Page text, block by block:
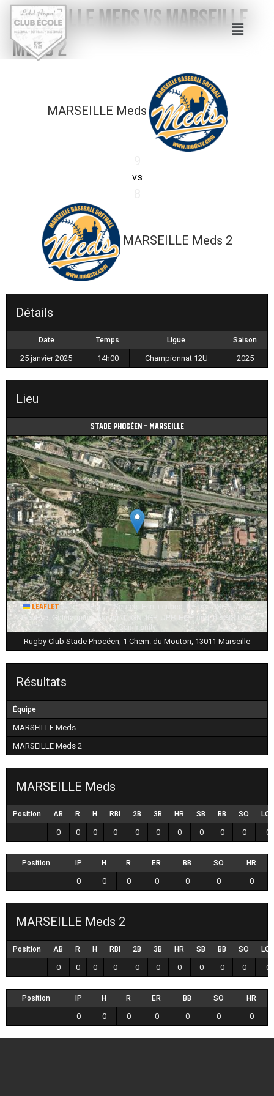
MARSEILLE Meds vs MARSEILLE
Meds 2
MARSEILLE Meds
vs
MARSEILLE Meds 2
Détails
Date Temps Ligue Saison
25 janvier 2025 14h00 Championnat 12U 2025
Lieu
Stade Phocéen - Marseille
Leaflet |Tiles © Esri — Source: Esri, i-cubed, USDA, USGS, AEX,
GeoEye, Getmapping, Aerogrid, IGN, IGP, UPR-EGP, and the GIS User
Community
Rugby Club Stade Phocéen, 1 Chem. du Mouton, 13011 Marseille
Résultats
Équipe
MARSEILLE Meds
MARSEILLE Meds 2
MARSEILLE Meds
Position AB R H RBI 2B 3B HR SB BB SO LOB
0 0 0 0 0 0 0 0 0 0 0
Position IP H R ER BB SO HR
0 0 0 0 0 0 0
MARSEILLE Meds 2
Position AB R H RBI 2B 3B HR SB BB SO LOB
0 0 0 0 0 0 0 0 0 0 0
Position IP H R ER BB SO HR
0 0 0 0 0 0 0